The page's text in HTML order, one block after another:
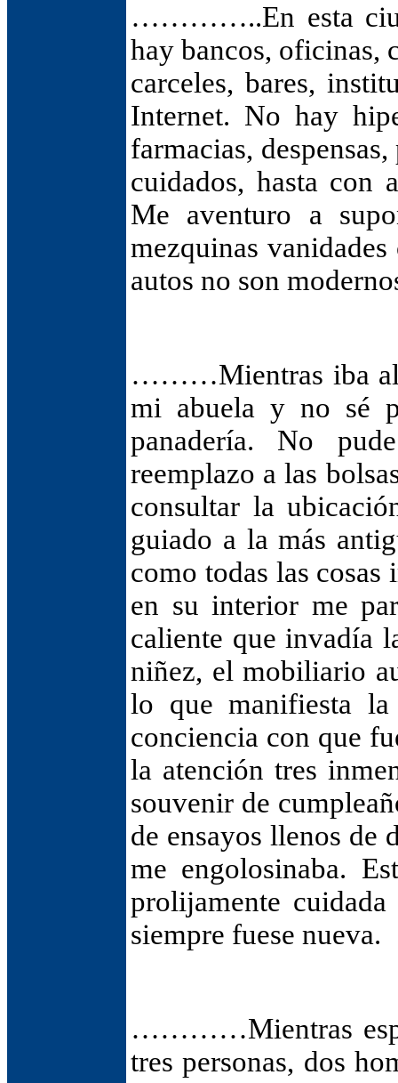
…………..En esta
hay bancos, oficinas,
carceles, bares,
Internet. No hay
farmacias,
cuidados, hasta con
Me aventuro a
mezquinas
autos no son
………Mientras iba al
mi abuela y no sé
panadería. No
reemplazo a las
consultar la
guiado a la más
como todas las cosas
en su interior me
caliente que invadía
niñez, el mobiliario
lo que manifiesta
conciencia con que
la atención tres
souvenir de
de ensayos llenos de
me engolosinaba.
prolijamente
siempre fuese nueva.
…………Mientras
tres personas, dos